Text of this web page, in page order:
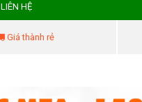
LIÊN HỆ
Giá thành rẻ